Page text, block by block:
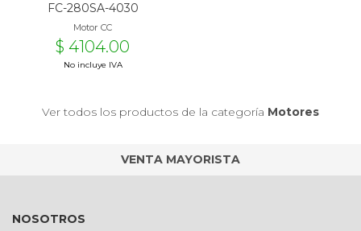
FC-280SA-4030
Motor CC
$ 4104.00
No incluye IVA
Ver todos los productos de la categoría Motores
VENTA MAYORISTA
NOSOTROS